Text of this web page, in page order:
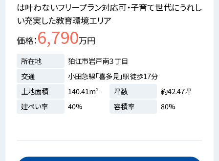
は叶わないフリープラン対応可・子育て世代にうれし
い充実した教育環境エリア
価格 6,790万円
所在地
狛江市岩戸南３丁目
交通
小田急線「喜多見」駅徒歩17分
土地面積
140.41m² 坪数
約42.47坪
建ぺい率
40% 容積率 80%